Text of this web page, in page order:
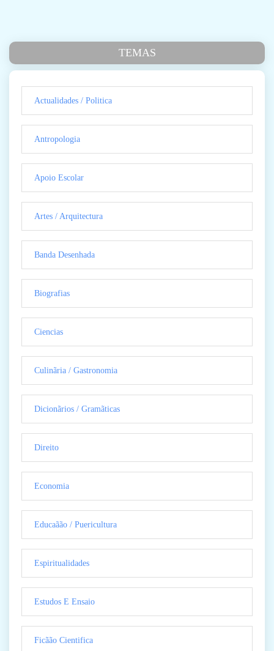
TEMAS
Actualidades / Politica
Antropologia
Apoio Escolar
Artes / Arquitectura
Banda Desenhada
Biografias
Ciencias
Culinãria / Gastronomia
Dicionãrios / Gramãticas
Direito
Economia
Educaãão / Puericultura
Espiritualidades
Estudos E Ensaio
Ficãão Cientifica